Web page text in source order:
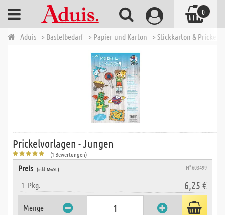
Aduis > Bastelbedarf > Papier und Karton > Stickkarton & Prickeln
Prickelvorlagen - Jungen
(1 Bewertungen)
Preis (inkl. MwSt.) N° 603499
1 Pkg. 6,25 €
Menge
0